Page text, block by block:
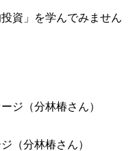
資」を学んでみません
（分林椿さん）